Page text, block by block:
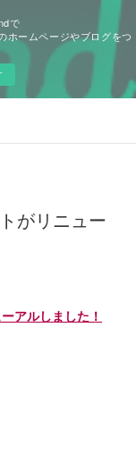
で
ホームページやブログをつ
がリニュー
アルしました！